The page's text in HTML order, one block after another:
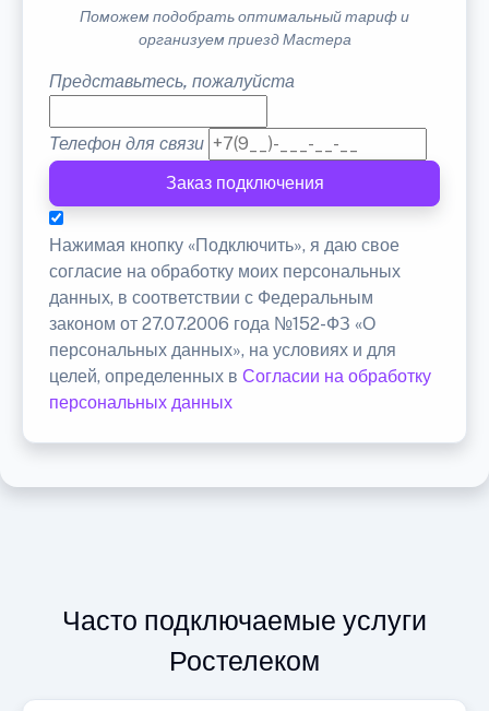
Поможем подобрать оптимальный тариф и
организуем приезд Мастера
Представьтесь, пожалуйста
Телефон для связи
Заказ подключения
Нажимая кнопку «Подключить», я даю свое
согласие на обработку моих персональных
данных, в соответствии с Федеральным
законом от 27.07.2006 года №152-ФЗ «О
персональных данных», на условиях и для
целей, определенных в Согласии на обработку
персональных данных
Часто подключаемые услуги
Ростелеком